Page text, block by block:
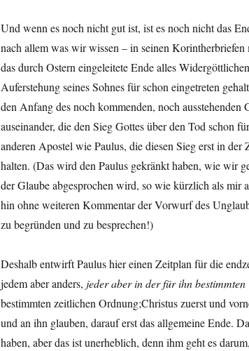
Und wenn es noch nicht gut ist, ist es noch nicht das
nach allem was wir wissen – in seinen Korintherbriefen
das durch Ostern eingeleitete Ende alles
Auferstehung seines Sohnes für schon eingetreten
den Anfang des noch kommenden, noch ausstehenden
auseinander, die den Sieg Gottes über den Tod schon
anderen Apostel wie Paulus, die diesen Sieg erst in
halten. (Das wird den Paulus gekränkt haben, wie wir
der Glaube abgesprochen wird, so wie kürzlich als mir
hin ohne weiteren Kommentar der Vorwurf des
zu begründen und zu besprechen!)
Deshalb entwirft Paulus hier einen Zeitplan für die
jedem aber anders, jeder aber in der für ihn
bestimmten zeitlichen Ordnung;Christus zuerst und
und an ihn glauben, darauf erst das allgemeine Ende.
haben, aber das ist unerheblich, denn ihm geht es